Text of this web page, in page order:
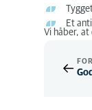
Et
Vi håber,